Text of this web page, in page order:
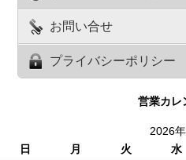
お問い合せ
プライバシーポリシー
営業カレ
2026
日
月 火 水